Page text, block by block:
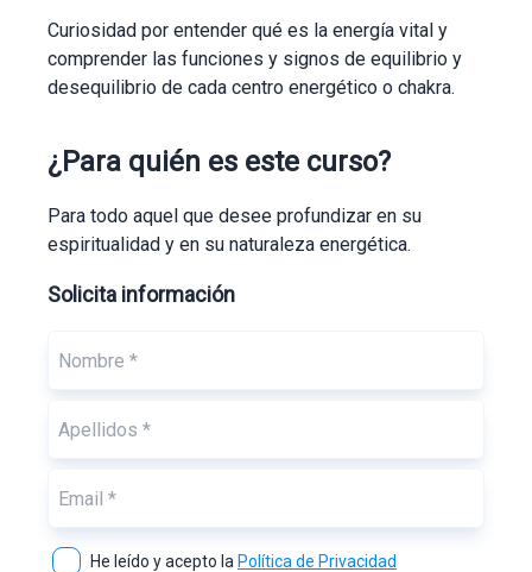
Curiosidad por entender qué es la energía vital y
comprender las funciones y signos de equilibrio y
desequilibrio de cada centro energético o chakra.
¿Para quién es este curso?
Para todo aquel que desee profundizar en su
espiritualidad y en su naturaleza energética.
Solicita información
He leído y acepto la Política de Privacidad